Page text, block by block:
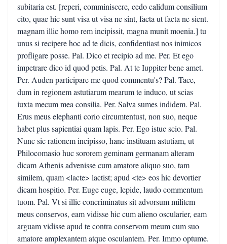
subitaria est. [reperi, comminiscere, cedo calidum consilium
cito, quae hic sunt visa ut visa ne sint, facta ut facta ne sient.
magnam illic homo rem incipissit, magna munit moenia.] tu
unus si recipere hoc ad te dicis, confidentiast nos inimicos
profligare posse. Pal. Dico et recipio ad me. Per. Et ego
impetrare dico id quod petis. Pal. At te Iuppiter bene amet.
Per. Auden participare me quod commentu's? Pal. Tace,
dum in regionem astutiarum mearum te induco, ut scias
iuxta mecum mea consilia. Per. Salva sumes indidem. Pal.
Erus meus elephanti corio circumtentust, non suo, neque
habet plus sapientiai quam lapis. Per. Ego istuc scio. Pal.
Nunc sic rationem incipisso, hanc instituam astutiam, ut
Philocomasio huc sororem geminam germanam alteram
dicam Athenis advenisse cum amatore aliquo suo, tam
similem, quam <lacte> lactist; apud <te> eos hic devortier
dicam hospitio. Per. Euge euge, lepide, laudo commentum
tuom. Pal. Vt si illic concriminatus sit advorsum militem
meus conservos, eam vidisse hic cum alieno oscularier, eam
arguam vidisse apud te contra conservom meum cum suo
amatore amplexantem atque osculantem. Per. Immo optume.